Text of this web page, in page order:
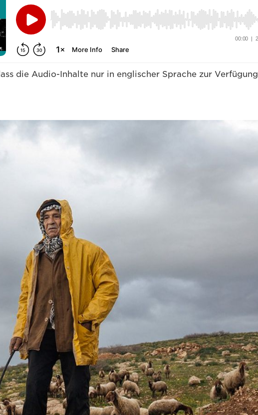
die Audio-Inhalte nur in englischer Sprache zur Verfügung